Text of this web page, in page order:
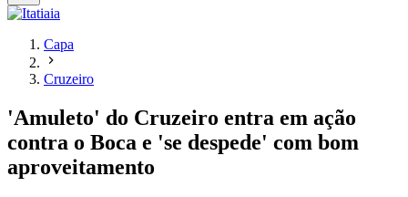
Capa
Cruzeiro
'Amuleto' do Cruzeiro entra em ação
contra o Boca e 'se despede' com bom
aproveitamento